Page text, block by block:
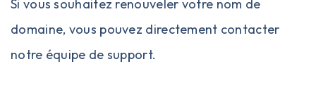
Si vous souhaitez renouveler votre nom de
domaine, vous pouvez directement contacter
notre équipe de support.